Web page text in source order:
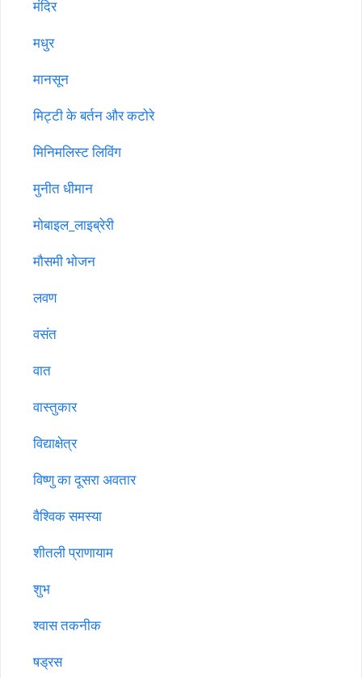
मंदिर
मधुर
मानसून
मिट्टी के बर्तन और कटोरे
मिनिमलिस्ट लिविंग
मुनीत धीमान
मोबाइल_लाइब्रेरी
मौसमी भोजन
लवण
वसंत
वात
वास्तुकार
विद्याक्षेत्र
विष्णु का दूसरा अवतार
वैश्विक समस्या
शीतली प्राणायाम
शुभ
श्वास तकनीक
षड्रस